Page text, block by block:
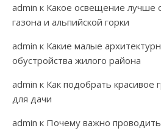
admin к Какое освещение лучше
газона и альпийской горки
admin к Какие малые
обустройства жилого района
admin к Как подобрать красивое
для дачи
admin к Почему важно